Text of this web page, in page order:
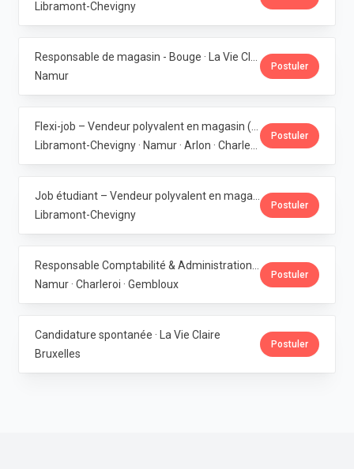
Libramont-Chevigny
Namur
Postuler
Postuler
Libramont-Chevigny
Postuler
Namur · Charleroi · Gembloux
Postuler
Candidature spontanée · La Vie Claire
Bruxelles
Postuler